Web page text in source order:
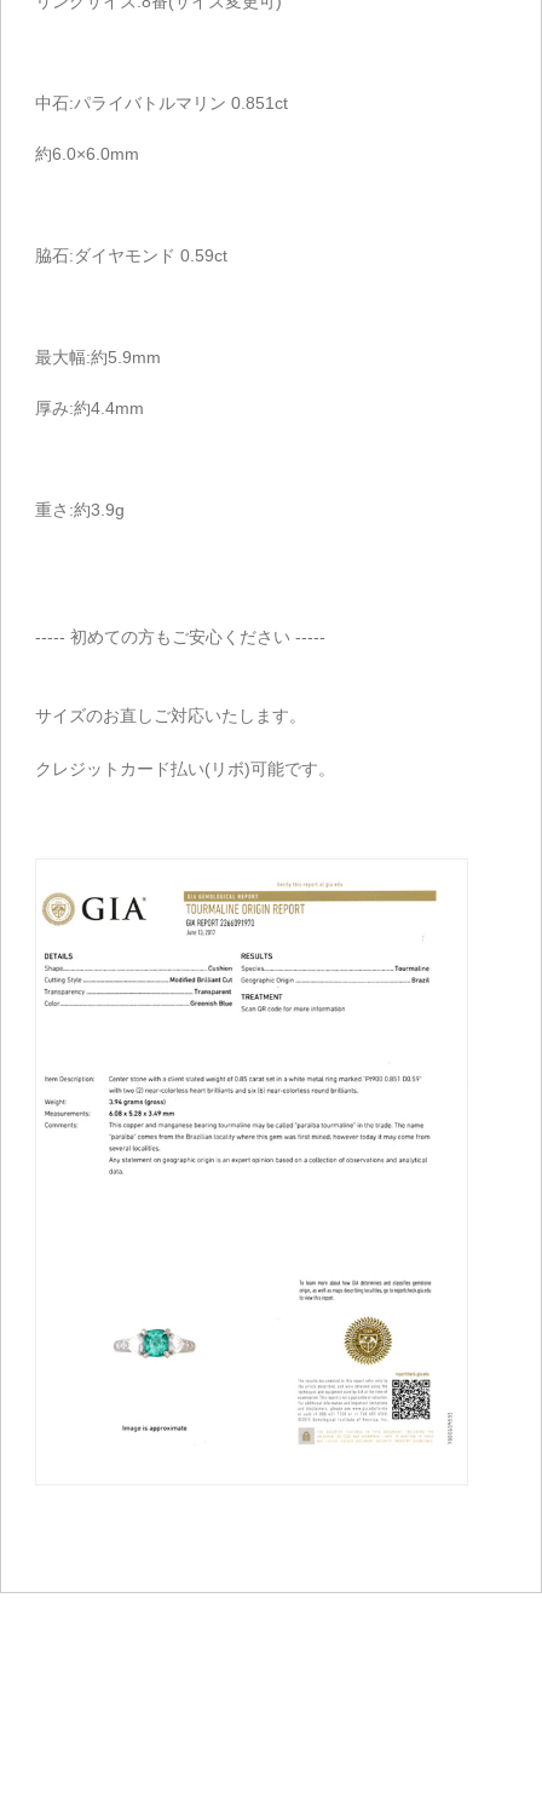
中石:パライバトルマリン 0.851ct
約6.0×6.0mm
脇石:ダイヤモンド 0.59ct
最大幅:約5.9mm
厚み:約4.4mm
重さ:約3.9g
----- 初めての方もご安心ください -----
サイズのお直しご対応いたします。
クレジットカード払い(リボ)可能です。